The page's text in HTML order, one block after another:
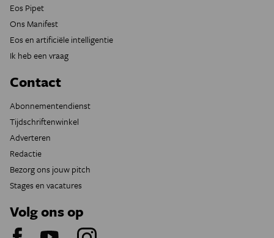
Eos Pipet
Ons Manifest
Eos en artificiële intelligentie
Ik heb een vraag
Contact
Abonnementendienst
Tijdschriftenwinkel
Adverteren
Redactie
Bezorg ons jouw pitch
Stages en vacatures
Volg ons op